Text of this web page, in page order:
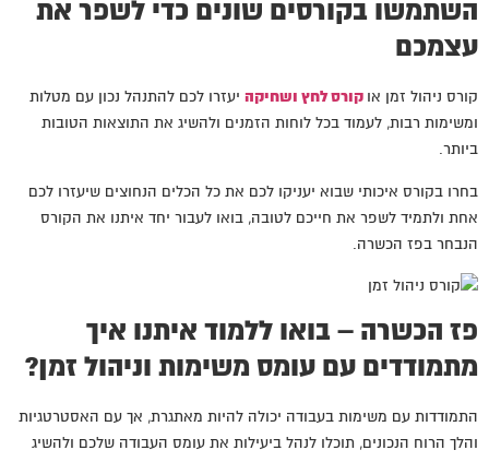
השתמשו בקורסים שונים כדי לשפר את
עצמכם
קורס ניהול זמן או קורס לחץ ושחיקה יעזרו לכם להתנהל נכון עם מטלות
ומשימות רבות, לעמוד בכל לוחות הזמנים ולהשיג את התוצאות הטובות
ביותר.
בחרו בקורס איכותי שבוא יעניקו לכם את כל הכלים הנחוצים שיעזרו לכם
אחת ולתמיד לשפר את חייכם לטובה, בואו לעבור יחד איתנו את הקורס
הנבחר בפז הכשרה.
פז הכשרה – בואו ללמוד איתנו איך
מתמודדים עם עומס משימות וניהול זמן?
התמודדות עם משימות בעבודה יכולה להיות מאתגרת, אך עם האסטרטגיות
והלך הרוח הנכונים, תוכלו לנהל ביעילות את עומס העבודה שלכם ולהשיג